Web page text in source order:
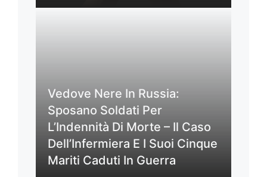
Vedove Nere In Russia:
Sposano Soldati Per
L’Indennità Di Morte – Il Caso
Dell’Infermiera E I Suoi Cinque
Mariti Caduti In Guerra